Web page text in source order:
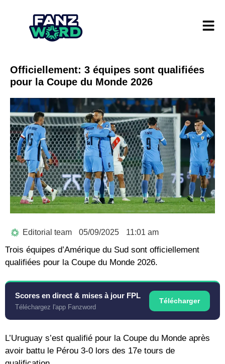
Officiellement: 3 équipes sont qualifiées
pour la Coupe du Monde 2026
Editorial team 05/09/2025 11:01 am
Trois équipes d’Amérique du Sud sont officiellement
qualifiées pour la Coupe du Monde 2026.
Scores en direct & mises à jour FPL
Téléchargez l'app Fanzword
Télécharger
L’Uruguay s’est qualifié pour la Coupe du Monde après
avoir battu le Pérou 3-0 lors des 17e tours de